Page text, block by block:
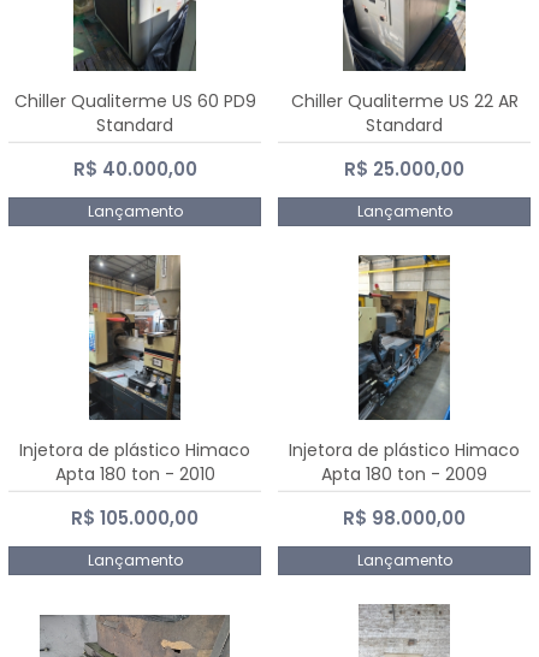
Chiller Qualiterme US 60 PD9
Standard
R$ 40.000,00
Lançamento
Chiller Qualiterme US 22 AR
Standard
R$ 25.000,00
Lançamento
Injetora de plástico Himaco
Apta 180 ton - 2010
R$ 105.000,00
Lançamento
Injetora de plástico Himaco
Apta 180 ton - 2009
R$ 98.000,00
Lançamento